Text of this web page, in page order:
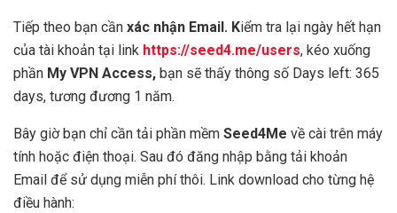
Tiếp theo bạn cần xác nhận Email. Kiểm tra lại ngày hết hạn
của tài khoản tại link https://seed4.me/users, kéo xuống
phần My VPN Access, bạn sẽ thấy thông số Days left: 365
days, tương đương 1 năm.
Bây giờ bạn chỉ cần tải phần mềm Seed4Me về cài trên máy
tính hoặc điện thoại. Sau đó đăng nhập bằng tải khoản
Email để sử dụng miễn phí thôi. Link download cho từng hệ
điều hành: